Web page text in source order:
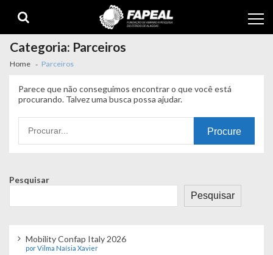
navigation
content
Categoria: Parceiros
Home Parceiros
Parece que não conseguimos encontrar o que você está
procurando. Talvez uma busca possa ajudar.
por:
Pesquisar
Pesquisar
Mobility Confap Italy 2026
por Vilma Naísia Xavier